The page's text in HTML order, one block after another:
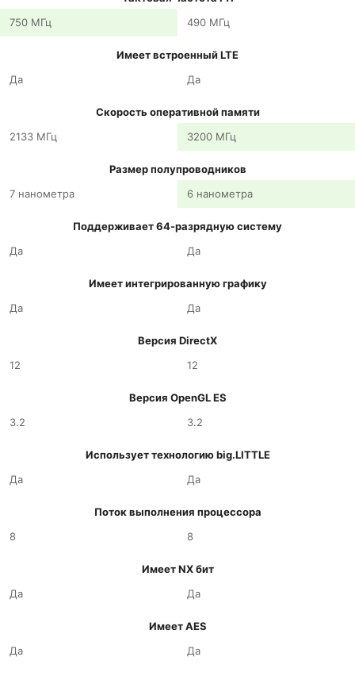
750 МГц
490 МГц
Имеет встроенный LTE
Да
Да
Скорость оперативной памяти
2133 МГц
3200 МГц
Размер полупроводников
7 нанометра
6 нанометра
Поддерживает 64-разрядную систему
Да
Да
Имеет интегрированную графику
Да
Да
Версия DirectX
12
12
Версия OpenGL ES
3.2
3.2
Использует технологию big.LITTLE
Да
Да
Поток выполнения процессора
8
8
Имеет NX бит
Да
Да
Имеет AES
Да
Да